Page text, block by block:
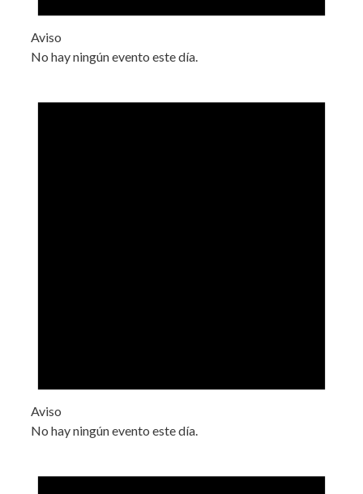
Aviso
No hay ningún evento este día.
Aviso
No hay ningún evento este día.